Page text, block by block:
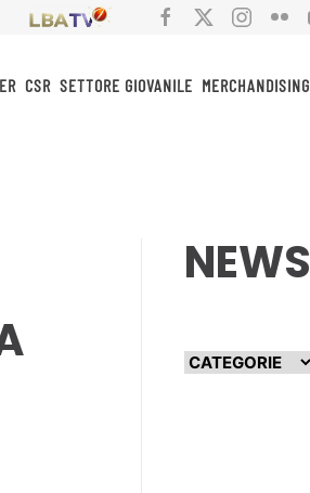
CSR SETTORE GIOVANILE MERCHANDISING
NEWS